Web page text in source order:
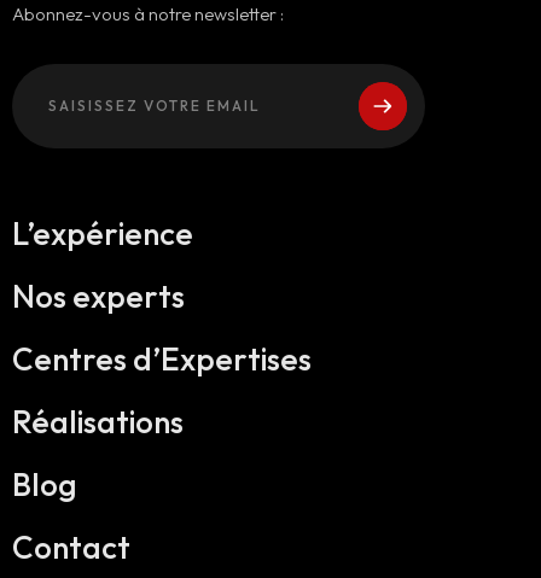
Abonnez-vous à notre newsletter :
L’expérience
Nos experts
Centres d’Expertises
Réalisations
Blog
Contact